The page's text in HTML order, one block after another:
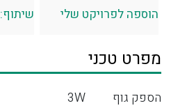
הוספה לפרויקט שלי שיתוף:
מפרט טכני
הספק גוף
3W